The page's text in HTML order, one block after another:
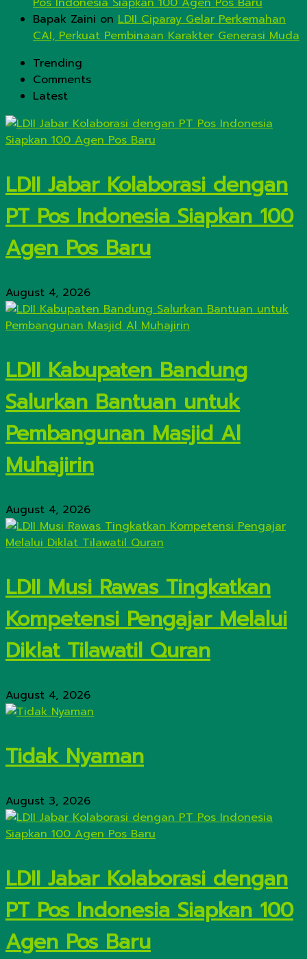
Bapak Zaini on LDII Ciparay Gelar Perkemahan
CAI, Perkuat Pembinaan Karakter Generasi Muda
Trending
Comments
Latest
LDII Jabar Kolaborasi dengan
PT Pos Indonesia Siapkan 100
Agen Pos Baru
August 4, 2026
LDII Kabupaten Bandung
Salurkan Bantuan untuk
Pembangunan Masjid Al
Muhajirin
August 4, 2026
LDII Musi Rawas Tingkatkan
Kompetensi Pengajar Melalui
Diklat Tilawatil Quran
August 4, 2026
Tidak Nyaman
August 3, 2026
LDII Jabar Kolaborasi dengan
PT Pos Indonesia Siapkan 100
Agen Pos Baru